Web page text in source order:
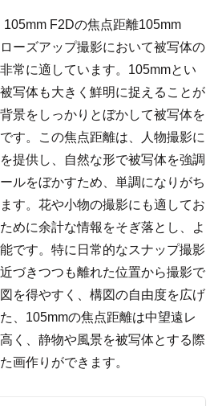
F2Dの焦点距離105mm
ーズアップ撮影において被写体の
常に適しています。105mmとい
写体も大きく鮮明に捉えることが
景をしっかりとぼかして被写体を
す。この焦点距離は、人物撮影に
提供し、自然な形で被写体を強調
ルをぼかすため、単調になりがち
す。花や小物の撮影にも適してお
めに余計な情報をそぎ落とし、よ
です。特に日常的なスナップ撮影
づきつつも離れた位置から撮影で
を得やすく、構図の自由度を広げ
、105mmの焦点距離は中望遠レ
く、静物や風景を被写体とする際
画作りができます。